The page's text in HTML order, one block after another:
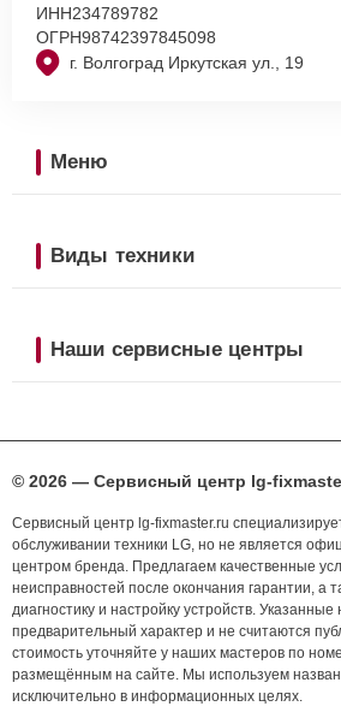
г. Волгоград Иркутская ул., 19
ИНН234789782
ОГРН98742397845098
Меню
Виды техники
Наши сервисные центры
© 2026 — Сервисный центр lg-
Сервисный центр lg-fixmaster.ru
обслуживании техники LG, но не является
центром бренда. Предлагаем качественные
неисправностей после окончания гарантии, а
диагностику и настройку устройств.
предварительный характер и не считаются
стоимость уточняйте у наших мастеров по
размещённым на сайте. Мы используем
исключительно в информационных целях.